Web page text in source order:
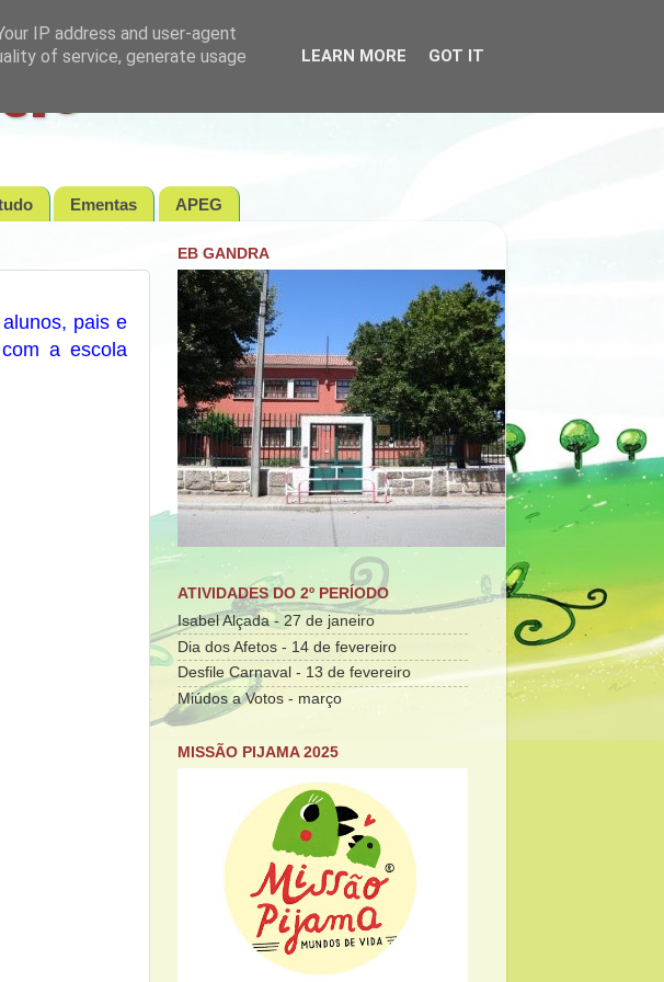
Ementas APEG
pais e
a escola
EB GANDRA
ATIVIDADES DO 2º PERÍODO
Isabel Alçada - 27 de janeiro
Dia dos Afetos - 14 de fevereiro
Desfile Carnaval - 13 de fevereiro
Miúdos a Votos - março
MISSÃO PIJAMA 2025
IP address and user-agent
of service, generate usage
LEARN MORE GOT IT